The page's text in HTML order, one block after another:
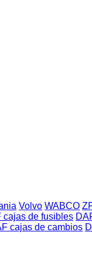
Volvo WABCO
cajas de fusibles
cajas de cambios